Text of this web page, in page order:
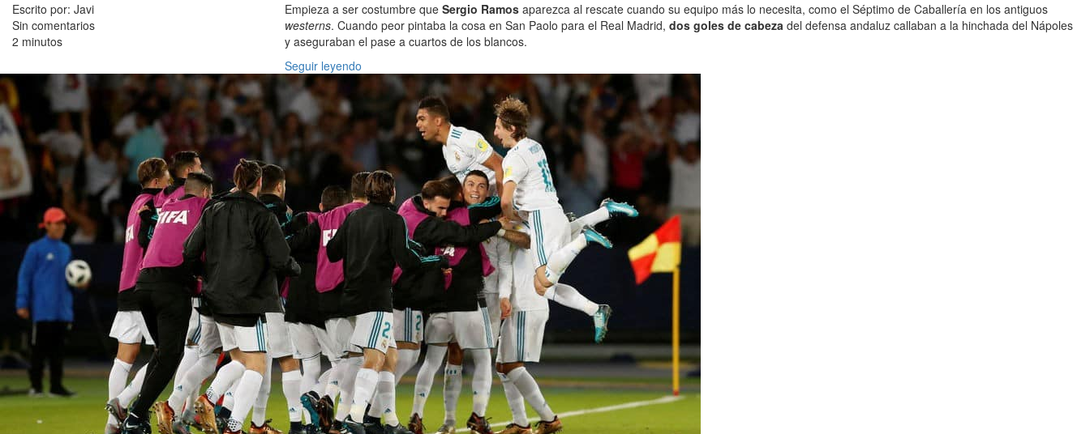
Escrito por: Javi
Sin comentarios
2 minutos
Empieza a ser costumbre que Sergio Ramos aparezca al rescate cuando su equipo más lo necesita, como el Séptimo de Caballería en los antiguos
westerns. Cuando peor pintaba la cosa en San Paolo para el Real Madrid, dos goles de cabeza del defensa andaluz callaban a la hinchada del Nápoles
y aseguraban el pase a cuartos de los blancos.
Seguir leyendo